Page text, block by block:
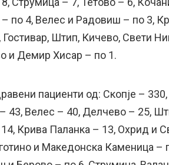
– по 4, Велес и Радовиш – по 3,
Штип, Кичево, Свети
и Демир Хисар – по 1.
пациенти од: Скопје –
43, Велес – 40, Делчево – 25,
14, Крива Паланка – 13, Охрид и
и Македонска Каменица –